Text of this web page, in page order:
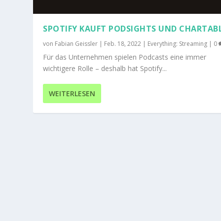
SPOTIFY KAUFT PODSIGHTS UND
von Fabian Geissler | Feb. 18, 2022 | Everything: Streaming | 0
Für das Unternehmen spielen Podcasts eine immer
wichtigere Rolle – deshalb hat Spotify...
WEITERLESEN